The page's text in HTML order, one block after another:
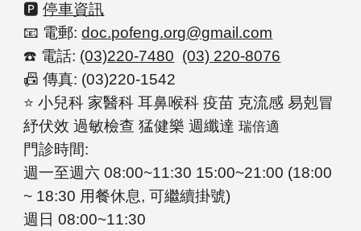
🅿️停車資訊
📧 電郵: doc.pofeng.org@gmail.com
☎️ 電話: (03)220-7480 (03) 220-8076
📠傳真: (03)220-1542
⭐小兒科 家醫科 耳鼻喉科 疫苗 克流感 易剋冒
紓伏效 過敏檢查 猛健樂 週纖達 瑞倍適
門診時間:
週一至週六 08:00~11:30 15:00~21:00 (18:00
~ 18:30 用餐休息, 可繼續掛號)
週日 08:00~11:30